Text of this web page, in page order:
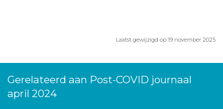
Laatst gewijzigd op 19 november 2025
Gerelateerd aan Post-COVID journaal
april 2024